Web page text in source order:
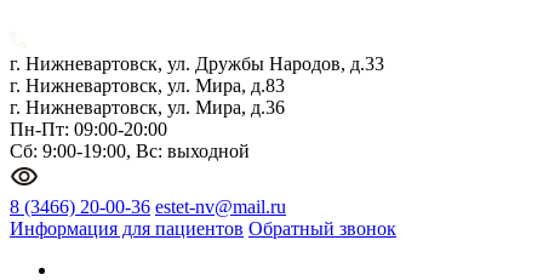
г. Нижневартовск, ул. Дружбы Народов, д.33
г. Нижневартовск, ул. Мира, д.83
г. Нижневартовск, ул. Мира, д.36
Пн-Пт: 09:00-20:00
Сб: 9:00-19:00, Вс: выходной
8 (3466) 20-00-36 estet-nv@mail.ru
Информация для пациентов Обратный звонок